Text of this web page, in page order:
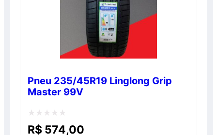
Pneu 235/45R19 Linglong Grip
Master 99V
Avaliação
R$ 574,00